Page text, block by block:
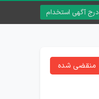
درج آگهی استخدام
منقضی شده